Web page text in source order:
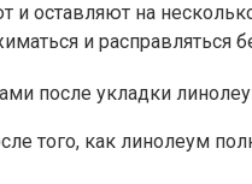
и оставляют на
и расправляться
того, как линолеум